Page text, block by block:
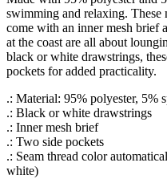
swimming and relaxing. These
come with an inner mesh brief
at the coast are all about
black or white drawstrings,
pockets for added practicality.
.: Material: 95% polyester, 5%
.: Black or white drawstrings
.: Inner mesh brief
.: Two side pockets
.: Seam thread color
white)